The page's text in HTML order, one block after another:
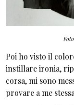
Poi ho visto il
instillare ironia,
corsa, mi sono
provare a me